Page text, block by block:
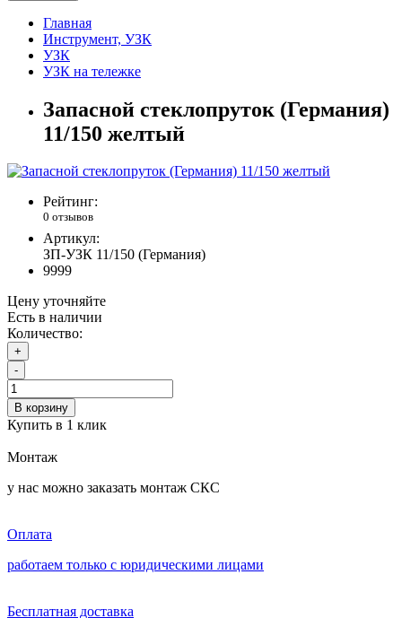
Главная
Инструмент, УЗК
УЗК
УЗК на тележке
Запасной стеклопруток (Германия)
11/150 желтый
Рейтинг:
0 отзывов
Артикул:
ЗП-УЗК 11/150 (Германия)
9999
Цену уточняйте
Есть в наличии
Количество:
+
-
В корзину
Купить в 1 клик
Монтаж
у нас можно заказать монтаж СКС
Оплата
работаем только с юридическими лицами
Бесплатная доставка